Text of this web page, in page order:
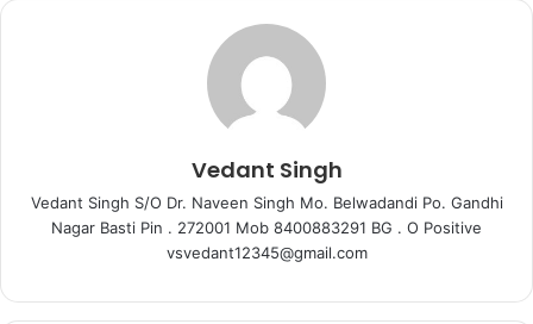
Vedant Singh
Vedant Singh S/O Dr. Naveen Singh Mo. Belwadandi Po. Gandhi
Nagar Basti Pin . 272001 Mob 8400883291 BG . O Positive
vsvedant12345@gmail.com